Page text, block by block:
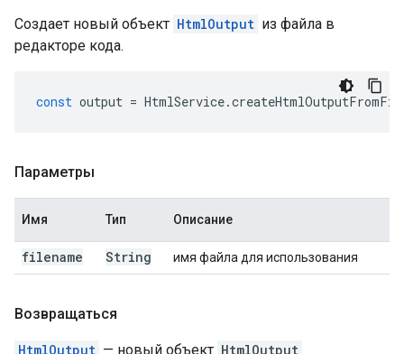
Создает новый объект HtmlOutput из файла в
редакторе кода.
const output = HtmlService.
Параметры
Имя Тип Описание
filename String имя файла для использования
Возвращаться
HtmlOutput — новый объект HtmlOutput